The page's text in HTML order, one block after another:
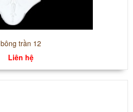
bông trần 12
Liên hệ